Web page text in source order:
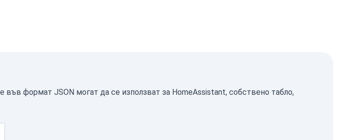
във формат JSON могат да се използват за HomeAssistant, собствено табло,